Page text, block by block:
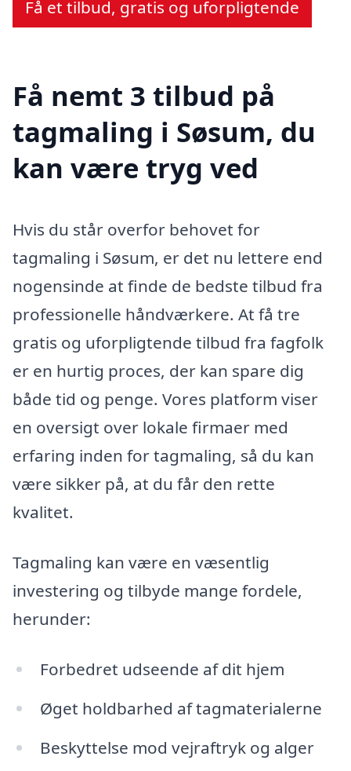
Få et tilbud, gratis og uforpligtende
Få nemt 3 tilbud på
tagmaling i Søsum, du
kan være tryg ved
Hvis du står overfor behovet for
tagmaling i Søsum, er det nu lettere end
nogensinde at finde de bedste tilbud fra
professionelle håndværkere. At få tre
gratis og uforpligtende tilbud fra fagfolk
er en hurtig proces, der kan spare dig
både tid og penge. Vores platform viser
en oversigt over lokale firmaer med
erfaring inden for tagmaling, så du kan
være sikker på, at du får den rette
kvalitet.
Tagmaling kan være en væsentlig
investering og tilbyde mange fordele,
herunder:
Forbedret udseende af dit hjem
Øget holdbarhed af tagmaterialerne
Beskyttelse mod vejraftryk og alger